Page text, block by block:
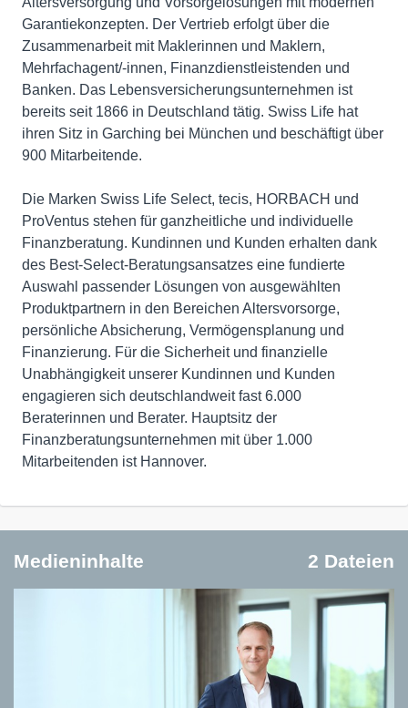
Garantiekonzepten. Der Vertrieb erfolgt über die
Zusammenarbeit mit Maklerinnen und Maklern,
Mehrfachagent/-innen, Finanzdienstleistenden und
Banken. Das Lebensversicherungsunternehmen ist
bereits seit 1866 in Deutschland tätig. Swiss Life hat
ihren Sitz in Garching bei München und beschäftigt über
900 Mitarbeitende.
Die Marken Swiss Life Select, tecis, HORBACH und
ProVentus stehen für ganzheitliche und individuelle
Finanzberatung. Kundinnen und Kunden erhalten dank
des Best-Select-Beratungsansatzes eine fundierte
Auswahl passender Lösungen von ausgewählten
Produktpartnern in den Bereichen Altersvorsorge,
persönliche Absicherung, Vermögensplanung und
Finanzierung. Für die Sicherheit und finanzielle
Unabhängigkeit unserer Kundinnen und Kunden
engagieren sich deutschlandweit fast 6.000
Beraterinnen und Berater. Hauptsitz der
Finanzberatungsunternehmen mit über 1.000
Mitarbeitenden ist Hannover.
Medieninhalte 2 Dateien